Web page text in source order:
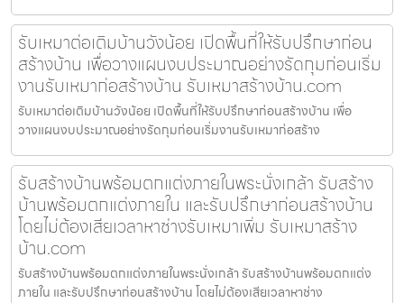
รับเหมาต่อเติมบ้านวังน้อย เปิดพื้นที่ให้รับปรึกษาก่อน
สร้างบ้าน เพื่อวางแผนงบประมาณอย่างรัดกุมก่อนเริ่ม
งานรับเหมาก่อสร้างบ้าน รับเหมาสร้างบ้าน.com
รับเหมาต่อเติมบ้านวังน้อย เปิดพื้นที่ให้รับปรึกษาก่อนสร้างบ้าน เพื่อ
วางแผนงบประมาณอย่างรัดกุมก่อนเริ่มงานรับเหมาก่อสร้าง
รับสร้างบ้านพร้อมตกแต่งภายในพระนั่งเกล้า รับสร้าง
บ้านพร้อมตกแต่งภายใน และรับปรึกษาก่อนสร้างบ้าน
โดยไม่ต้องเสียเวลาหาช่างรับเหมาเพิ่ม รับเหมาสร้าง
บ้าน.com
รับสร้างบ้านพร้อมตกแต่งภายในพระนั่งเกล้า รับสร้างบ้านพร้อมตกแต่ง
ภายใน และรับปรึกษาก่อนสร้างบ้าน โดยไม่ต้องเสียเวลาหาช่าง